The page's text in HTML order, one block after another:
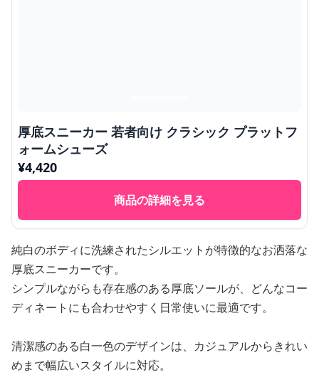
厚底スニーカー 若者向け クラシック プラットフ
ォームシューズ
¥4,420
商品の詳細を見る
純白のボディに洗練されたシルエットが特徴的なお洒落な
厚底スニーカーです。
シンプルながらも存在感のある厚底ソールが、どんなコー
ディネートにも合わせやすく日常使いに最適です。
清潔感のある白一色のデザインは、カジュアルからきれい
めまで幅広いスタイルに対応。